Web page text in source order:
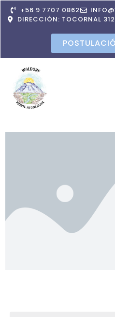
+56 9 7707 0862
DIRECCIÓN: TOCORNAL